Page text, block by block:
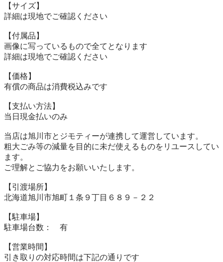
【サイズ】
詳細は現地でご確認ください
【付属品】
画像に写っているもので全てとなります
詳細は現地でご確認ください
【価格】
有償の商品は消費税込みです
【⽀払い⽅法】
当⽇現⾦払いのみ
当店は旭川市とジモティーが連携して運営しています。
粗⼤ごみ等の減量を⽬的に未だ使えるものをリユースしてい
ます。
ご理解とご協力をお願いいたします。
【引渡場所】
北海道旭川市旭町１条９丁目６８９－２２
【駐⾞場】
駐車場台数：　有
【営業時間】
引き取りの対応時間は下記の通りです